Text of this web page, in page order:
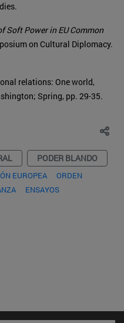
Soft Power in EU Common
on Cultural Diplomacy.
relations: One world,
Spring, pp. 29-35.
PODER BLANDO
EUROPEA
ORDEN
ENSAYOS